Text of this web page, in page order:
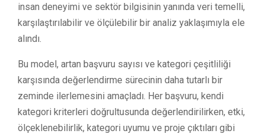
insan deneyimi ve sektör bilgisinin yanında veri temelli,
karşılaştırılabilir ve ölçülebilir bir analiz yaklaşımıyla ele
alındı.
Bu model, artan başvuru sayısı ve kategori çeşitliliği
karşısında değerlendirme sürecinin daha tutarlı bir
zeminde ilerlemesini amaçladı. Her başvuru, kendi
kategori kriterleri doğrultusunda değerlendirilirken, etki,
ölçeklenebilirlik, kategori uyumu ve proje çıktıları gibi